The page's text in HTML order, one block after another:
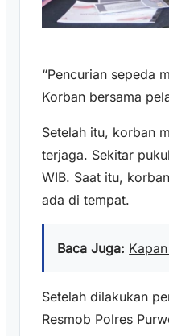
“Pencurian sepeda
Korban bersama
Setelah itu, korban
terjaga. Sekitar
WIB. Saat itu,
ada di tempat.
Baca Juga:
Setelah dilakukan
Resmob Polres